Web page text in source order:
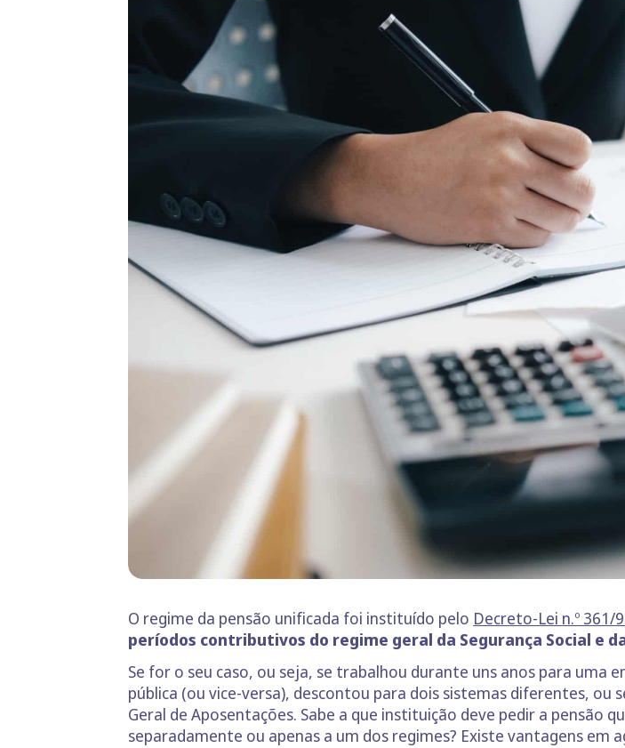
O regime da pensão unificada foi instituído pelo Decreto-Lei n.º 361/
períodos contributivos do regime geral da Segurança Social e
Se for o seu caso, ou seja, se trabalhou durante uns anos para uma
pública (ou vice-versa), descontou para dois sistemas diferentes, ou
Geral de Aposentações. Sabe a que instituição deve pedir a pensão
separadamente ou apenas a um dos regimes? Existe vantagens em